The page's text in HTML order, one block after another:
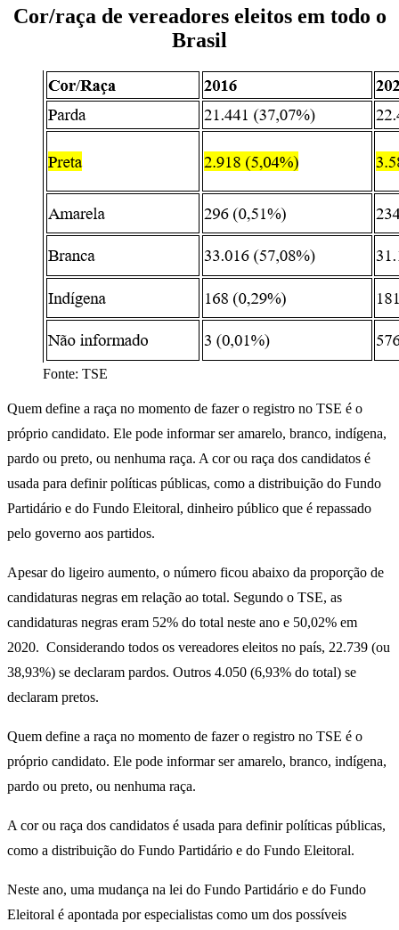
Cor/raça de vereadores eleitos em todo o
Brasil
Fonte: TSE
Quem define a raça no momento de fazer o registro no TSE é o
próprio candidato. Ele pode informar ser amarelo, branco, indígena,
pardo ou preto, ou nenhuma raça. A cor ou raça dos candidatos é
usada para definir políticas públicas, como a distribuição do Fundo
Partidário e do Fundo Eleitoral, dinheiro público que é repassado
pelo governo aos partidos.
Apesar do ligeiro aumento, o número ficou abaixo da proporção de
candidaturas negras em relação ao total. Segundo o TSE, as
candidaturas negras eram 52% do total neste ano e 50,02% em
2020. Considerando todos os vereadores eleitos no país, 22.739 (ou
38,93%) se declaram pardos. Outros 4.050 (6,93% do total) se
declaram pretos.
Quem define a raça no momento de fazer o registro no TSE é o
próprio candidato. Ele pode informar ser amarelo, branco, indígena,
pardo ou preto, ou nenhuma raça.
A cor ou raça dos candidatos é usada para definir políticas públicas,
como a distribuição do Fundo Partidário e do Fundo Eleitoral.
Neste ano, uma mudança na lei do Fundo Partidário e do Fundo
Eleitoral é apontada por especialistas como um dos possíveis